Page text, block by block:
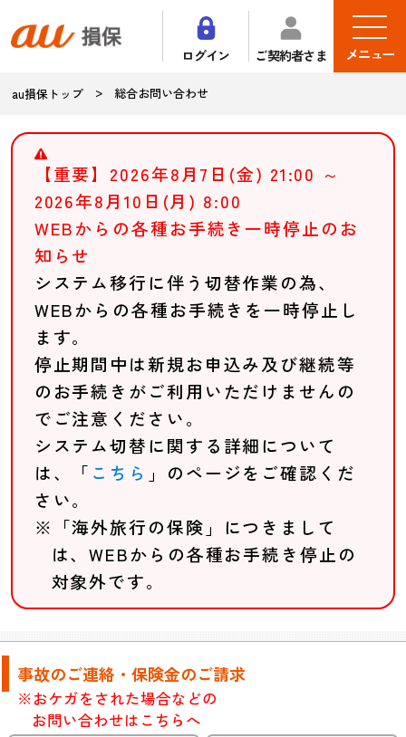
ログイン ご契約者さま メニュー
au損保トップ 総合お問い合わせ
【重要】2026年8月7日(金) 21:00 ～
2026年8月10日(月) 8:00
WEBからの各種お手続き一時停止のお
知らせ
システム移行に伴う切替作業の為、
WEBからの各種お手続きを一時停止し
ます。
停止期間中は新規お申込み及び継続等
のお手続きがご利用いただけませんの
でご注意ください。
システム切替に関する詳細について
は、「 こちら 」のページをご確認くだ
さい。
※「海外旅行の保険」につきまして
は、WEBからの各種お手続き停止の
対象外です。
事故のご連絡・保険金のご請求
※おケガをされた場合などの
お問い合わせはこちらへ